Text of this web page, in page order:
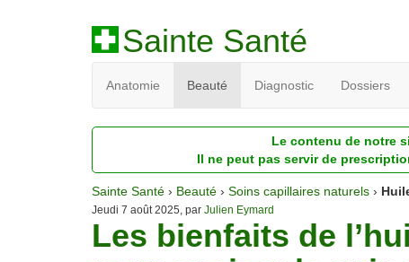
Sainte Santé
Anatomie Beauté Diagnostic Dossiers
Le contenu de notre
Il ne peut pas servir de
Sainte Santé › Beauté › Soins capillaires naturels ›
Jeudi 7 août 2025, par Julien Eymard
Les bienfaits de